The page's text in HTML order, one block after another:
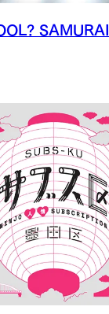
SAMURAI